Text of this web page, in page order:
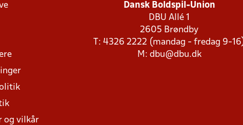
og vilkår
Dansk Boldspil-Union
DBU Allé 1
2605 Brøndby
T: 4326 2222 (mandag - fredag 9-
M: dbu@dbu.dk